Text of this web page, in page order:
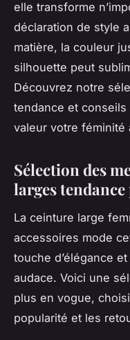
elle transforme
déclaration de style
matière, la couleur
silhouette peut
Découvrez notre
tendance et
valeur votre féminité
Sélection des
larges
La ceinture large
accessoires mode
touche d’élégance
audace. Voici une
plus en vogue,
popularité et les